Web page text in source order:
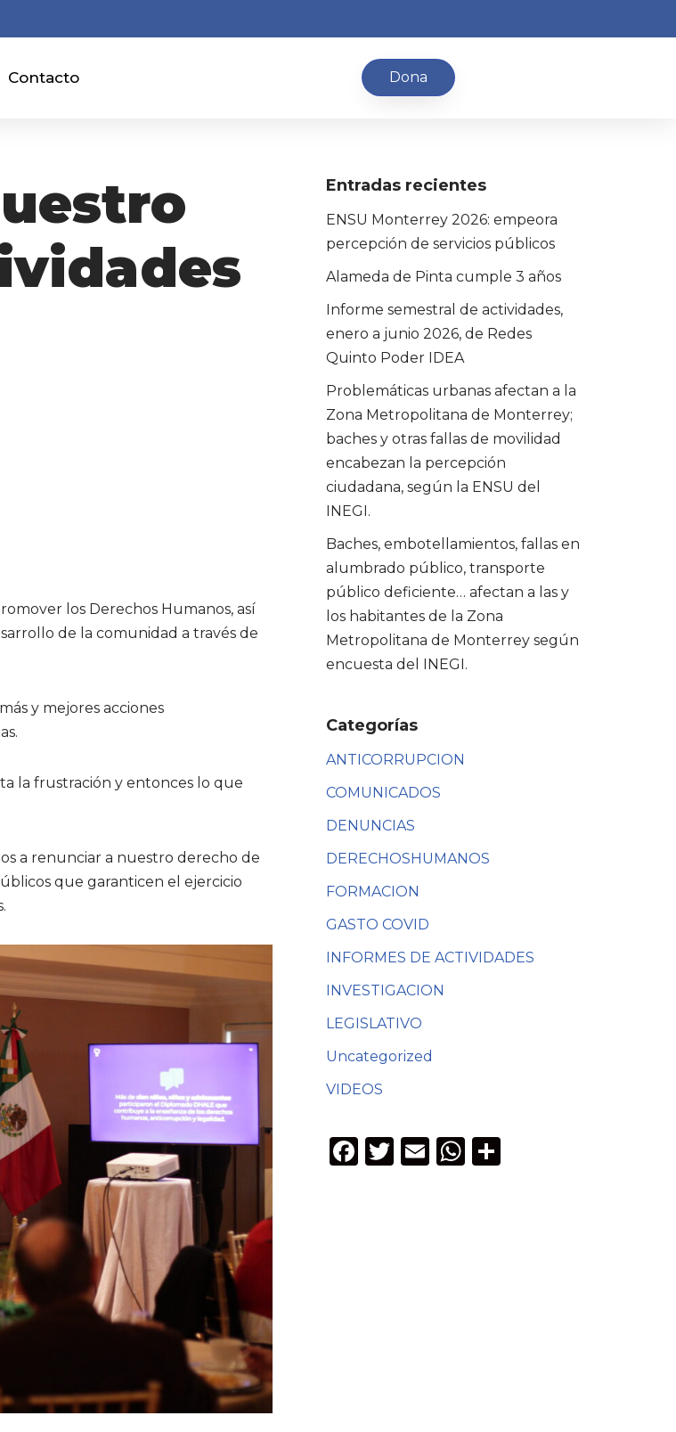
Contacto Dona
los Derechos Humanos, así
de la comunidad a través de
y mejores acciones
la frustración y entonces lo que
a renunciar a nuestro derecho de
que garanticen el ejercicio
Entradas recientes
ENSU Monterrey 2026: empeora
percepción de servicios públicos
Alameda de Pinta cumple 3 años
Informe semestral de actividades,
enero a junio 2026, de Redes
Quinto Poder IDEA
Problemáticas urbanas afectan a la
Zona Metropolitana de Monterrey;
baches y otras fallas de movilidad
encabezan la percepción
ciudadana, según la ENSU del
INEGI.
Baches, embotellamientos, fallas en
alumbrado público, transporte
público deficiente… afectan a las y
los habitantes de la Zona
Metropolitana de Monterrey según
encuesta del INEGI.
Categorías
ANTICORRUPCION
COMUNICADOS
DENUNCIAS
DERECHOSHUMANOS
FORMACION
GASTO COVID
INFORMES DE ACTIVIDADES
INVESTIGACION
LEGISLATIVO
Uncategorized
VIDEOS
F
T
E
W